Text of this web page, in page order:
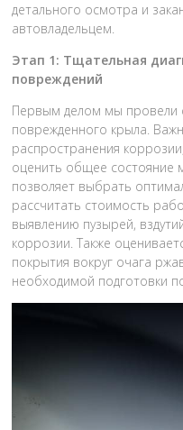
детального осмотра и
автовладельцем.
Этап 1: Тщательная
повреждений
Первым делом мы провели
поврежденного крыла.
распространения
оценить общее состояние
позволяет выбрать
рассчитать стоимость
выявлению пузырей,
коррозии. Также
покрытия вокруг очага
необходимой подготовки